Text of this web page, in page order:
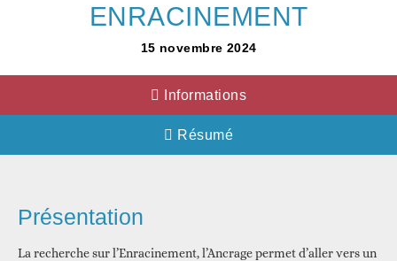
ENRACINEMENT
15 novembre 2024
Informations
Résumé
Présentation
La recherche sur l’Enracinement, l’Ancrage permet d’aller vers un